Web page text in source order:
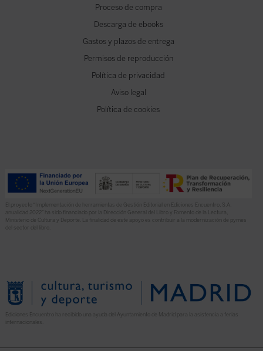
Proceso de compra
Descarga de ebooks
Gastos y plazos de entrega
Permisos de reproducción
Política de privacidad
Aviso legal
Política de cookies
El proyecto “Implementación de herramientas de Gestión Editorial en Ediciones Encuentro, S.A.
anualidad 2022” ha sido financiado por la Dirección General del Libro y Fomento de la Lectura,
Ministerio de Cultura y Deporte. La finalidad de este apoyo es contribuir a la modernización de pymes
del sector del libro.
Ediciones Encuentro ha recibido una ayuda del Ayuntamiento de Madrid para la asistencia a ferias